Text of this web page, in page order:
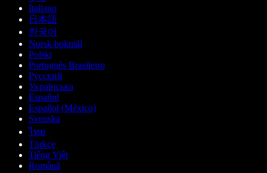
Italiano
日本語
한국어
Norsk bokmål
Polski
Português Brasileiro
Русский
Українська
Español
Español (México)
Svenska
ไทย
Türkçe
Tiếng Việt
Română